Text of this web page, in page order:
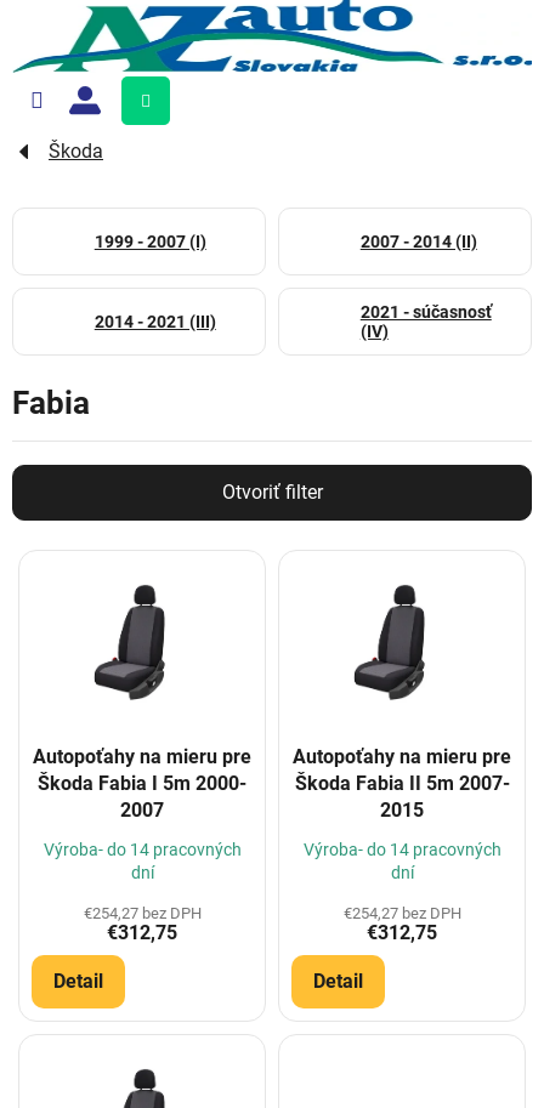
obsah
Nákupný
košík
Škoda
1999 - 2007 (I) 2007 - 2014 (II)
2014 - 2021 (III)
2021 - súčasnosť
(IV)
Fabia
Otvoriť filter
V
Autopoťahy na mieru pre
Škoda Fabia I 5m 2000-
2007
Výroba- do 14 pracovných
dní
€254,27 bez DPH
€312,75
Detail
Autopoťahy na mieru pre
Škoda Fabia II 5m 2007-
2015
Výroba- do 14 pracovných
dní
€254,27 bez DPH
€312,75
Detail